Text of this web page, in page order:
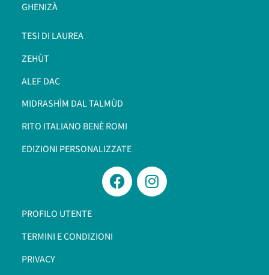
GHENIZÀ
TESI DI LAUREA
ZEHÙT
ALEF DAC
MIDRASHÌM DAL TALMÙD
RITO ITALIANO BENÈ ROMI​
EDIZIONI PERSONALIZZATE
PROFILO UTENTE
TERMINI E CONDIZIONI
PRIVACY